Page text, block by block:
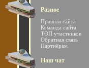
Разное
Правила сайта
Команда сайта
ТОП участников
Обратная связь
Партнёрам
Наш чат